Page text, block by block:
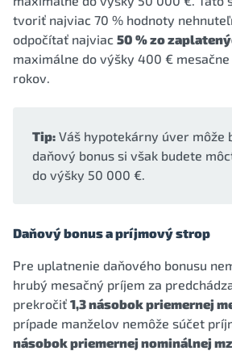
tvoriť najviac 70 % hodnoty
odpočítať najviac 50 % zo
maximálne do výšky 400 €
rokov.
Tip: Váš hypotekárny úver môže
daňový bonus si však budete
do výšky 50 000 €.
Daňový bonus a príjmový strop
Pre uplatnenie daňového bonusu
hrubý mesačný príjem za
prekročiť 1,3 násobok priemernej
prípade manželov nemôže súčet
násobok priemernej nominálnej